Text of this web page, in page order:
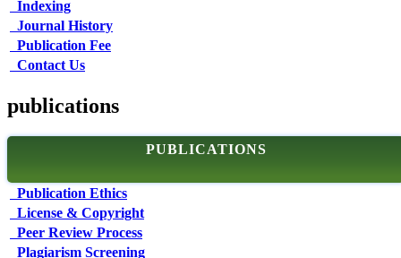
Indexing
Journal History
Publication Fee
Contact Us
publications
PUBLICATIONS
Publication Ethics
License & Copyright
Peer Review Process
Plagiarism Screening